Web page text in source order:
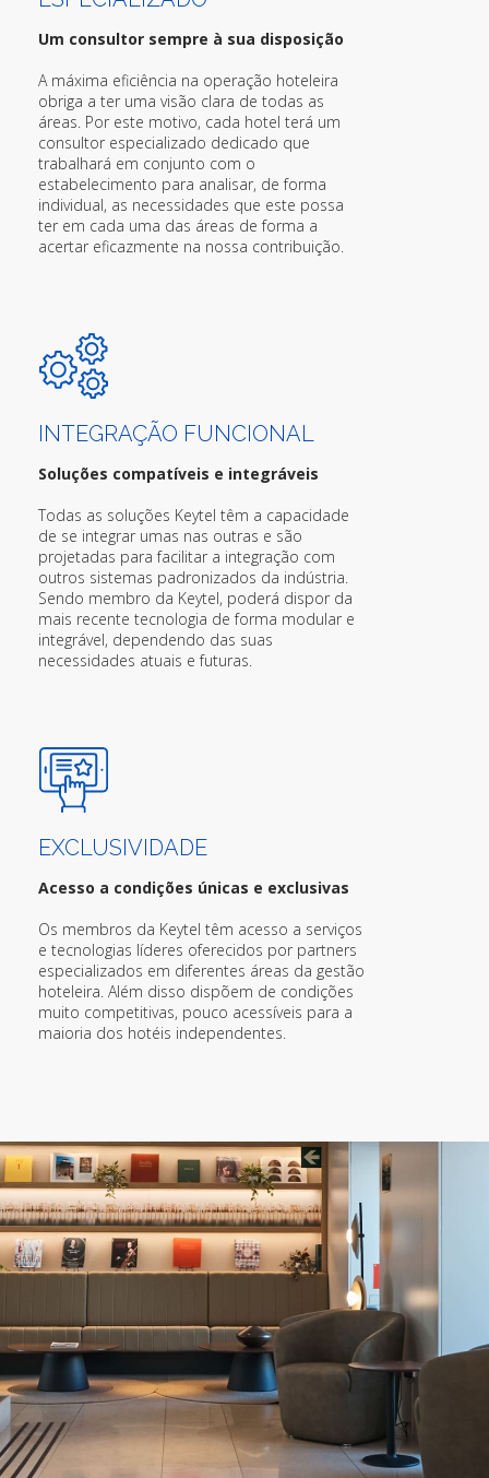
Um consultor sempre à sua disposição
A máxima eficiência na operação hoteleira
obriga a ter uma visão clara de todas as
áreas. Por este motivo, cada hotel terá um
consultor especializado dedicado que
trabalhará em conjunto com o
estabelecimento para analisar, de forma
individual, as necessidades que este possa
ter em cada uma das áreas de forma a
acertar eficazmente na nossa contribuição.
INTEGRAÇÃO FUNCIONAL
Soluções compatíveis e integráveis
Todas as soluções Keytel têm a capacidade
de se integrar umas nas outras e são
projetadas para facilitar a integração com
outros sistemas padronizados da indústria.
Sendo membro da Keytel, poderá dispor da
mais recente tecnologia de forma modular e
integrável, dependendo das suas
necessidades atuais e futuras.
EXCLUSIVIDADE
Acesso a condições únicas e exclusivas
Os membros da Keytel têm acesso a serviços
e tecnologias líderes oferecidos por partners
especializados em diferentes áreas da gestão
hoteleira. Além disso dispõem de condições
muito competitivas, pouco acessíveis para a
maioria dos hotéis independentes.